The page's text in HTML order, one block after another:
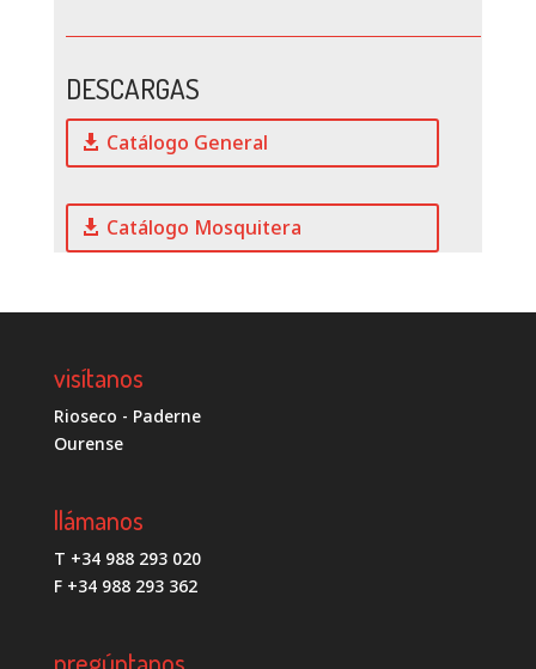
DESCARGAS
Catálogo General
Catálogo Mosquitera
visítanos
Rioseco - Paderne
Ourense
llámanos
T +34 988 293 020
F +34 988 293 362
pregúntanos